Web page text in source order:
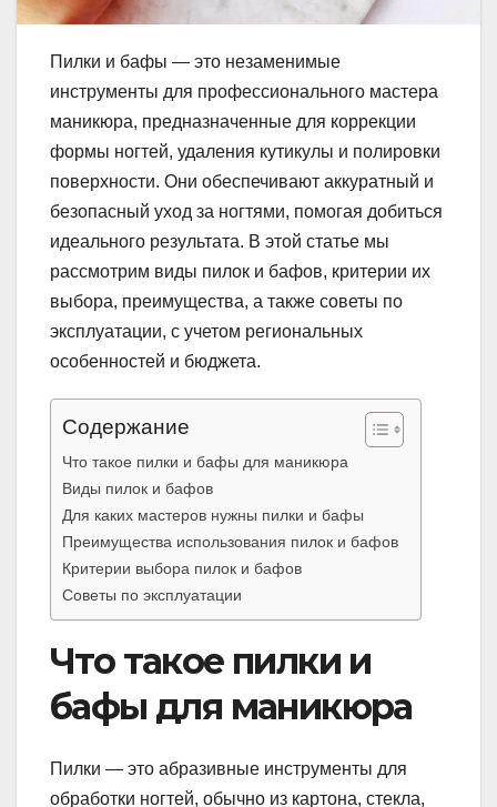
Пилки и бафы — это незаменимые
инструменты для профессионального мастера
маникюра, предназначенные для коррекции
формы ногтей, удаления кутикулы и полировки
поверхности. Они обеспечивают аккуратный и
безопасный уход за ногтями, помогая добиться
идеального результата. В этой статье мы
рассмотрим виды пилок и бафов, критерии их
выбора, преимущества, а также советы по
эксплуатации, с учетом региональных
особенностей и бюджета.
Содержание
Что такое пилки и бафы для маникюра
Виды пилок и бафов
Для каких мастеров нужны пилки и бафы
Преимущества использования пилок и бафов
Критерии выбора пилок и бафов
Советы по эксплуатации
Что такое пилки и
бафы для маникюра
Пилки — это абразивные инструменты для
обработки ногтей, обычно из картона, стекла,